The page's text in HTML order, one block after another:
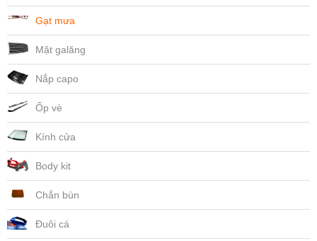
Gạt mưa
Mặt galăng
Nắp capo
Ốp vè
Kính cửa
Body kit
Chắn bùn
Đuôi cá